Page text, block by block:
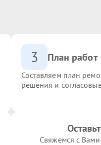
3 План работ
Составляем план
решения и
Свяжемся с